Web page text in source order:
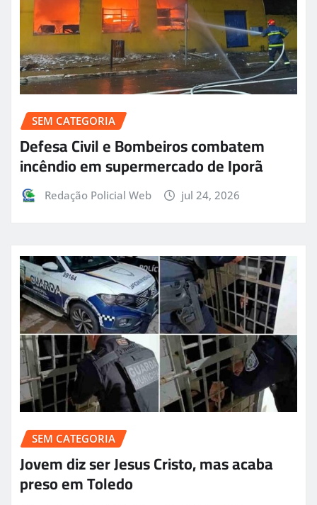
SEM CATEGORIA
Defesa Civil e Bombeiros combatem
incêndio em supermercado de Iporã
Redação Policial Web jul 24, 2026
SEM CATEGORIA
Jovem diz ser Jesus Cristo, mas acaba
preso em Toledo